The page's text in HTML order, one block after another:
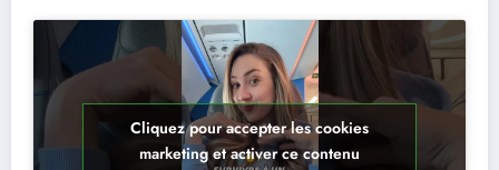
Cliquez pour accepter les cookies
marketing et activer ce contenu